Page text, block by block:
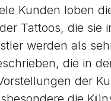
Kunden loben
Tattoos, die sie
werden als
die in
der